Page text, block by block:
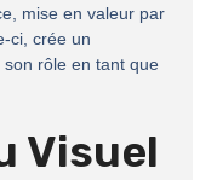
mise en valeur par
ci, crée un
rôle en tant que
Visuel